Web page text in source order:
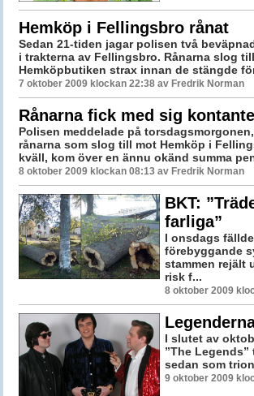
Hemköp i Fellingsbro rånat
Sedan 21-tiden jagar polisen två
i trakterna av Fellingsbro. Rånarna slog
Hemköpbutiken strax innan de stängde
7 oktober 2009 klockan 22:38 av Fredrik Norman
Rånarna fick med sig
Polisen meddelade på
rånarna som slog till mot Hemköp i
kväll, kom över en ännu okänd summa
8 oktober 2009 klockan 08:13 av Fredrik Norman
BKT:
farliga”
I onsdags
förebyggande
stammen rejält
risk f...
8 oktober 2009
I slutet av
”The
sedan som
9 oktober 2009